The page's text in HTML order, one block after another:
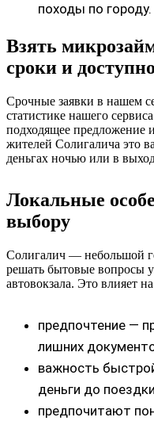
походы по городу.
Взять
сроки и
Срочные заявки в нашем
статистике нашего
подходящее предложение
жителей Солигалича это
деньгах ночью или в
Локальные
выбору
Солигалич — небольшой
решать бытовые вопросы
автовокзала. Это влияет
предпочтение —
лишних
важность
деньги до
предпочитают